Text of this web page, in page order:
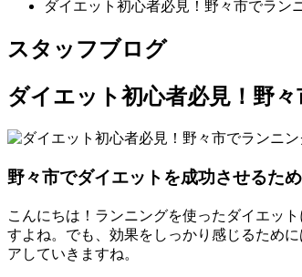
ダイエット初心者必見！野々市でラン
スタッフブログ
ダイエット初心者必見！野
野々市でダイエットを成功させるた
こんにちは！ランニングを使ったダイエッ
すよね。でも、効果をしっかり感じるため
アしていきますね。